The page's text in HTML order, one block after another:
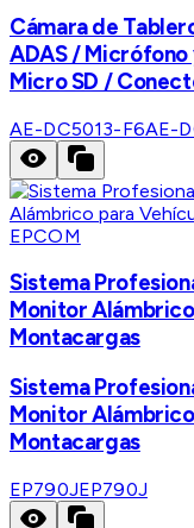
Cámara de
ADAS /
Micro SD /
AE-DC5013-F6AE-
EPCOM
Sistema
Monitor
Montacargas
Sistema
Monitor
Montacargas
EP790JEP790J